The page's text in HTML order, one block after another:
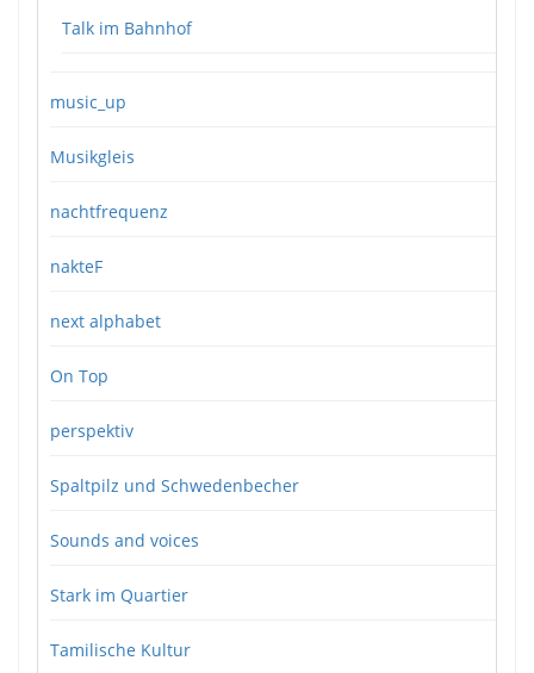
Talk im Bahnhof
music_up
Musikgleis
nachtfrequenz
nakteF
next alphabet
On Top
perspektiv
Spaltpilz und Schwedenbecher
Sounds and voices
Stark im Quartier
Tamilische Kultur